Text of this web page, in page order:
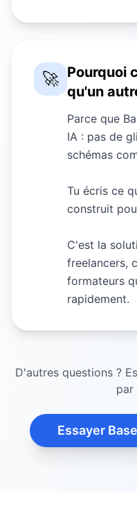
🚀 Pourquoi
qu'un
Parce que
IA : pas de
schémas
Tu écris ce
construit
C'est la
freelancers,
formateurs
rapidement.
D'autres questions ?
par
Essayer